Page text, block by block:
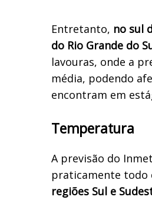
Entretanto, no sul
do Rio Grande do
lavouras, onde a
média, podendo
encontram em
Temperatura
A previsão do
praticamente todo
regiões Sul e